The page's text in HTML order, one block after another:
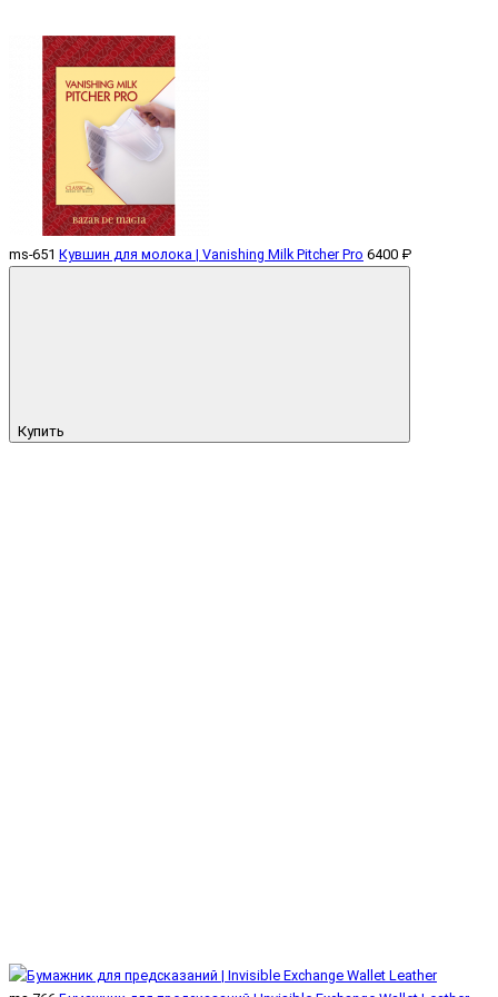
ms-651 Кувшин для молока | Vanishing Milk Pitcher Pro 6400 ₽
Купить